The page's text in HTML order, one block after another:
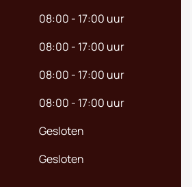
08:00 - 17:00 uur
08:00 - 17:00 uur
08:00 - 17:00 uur
08:00 - 17:00 uur
Gesloten
Gesloten